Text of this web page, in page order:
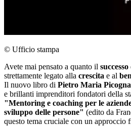
© Ufficio stampa
Avete mai pensato a quanto il
strettamente legato alla crescita e al
Il nuovo libro di Pietro Maria
e brillanti imprenditori fondatori della
"Mentoring e coaching per le
sviluppo delle persone" (edito da
questo tema cruciale con un approccio